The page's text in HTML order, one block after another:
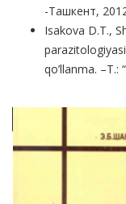
-Ташкент,
Isakova D.T.,
qo’llanma. –T.: